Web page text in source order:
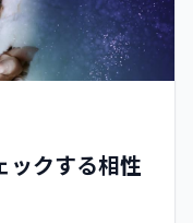
ックする相性